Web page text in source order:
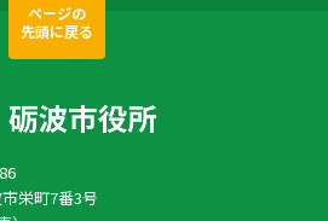
ページの
先頭に戻る
栄町7番3号